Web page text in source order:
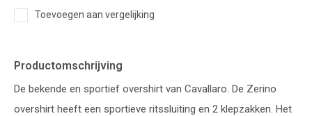
Toevoegen aan vergelijking
Productomschrijving
De bekende en sportief overshirt van Cavallaro. De Zerino
overshirt heeft een sportieve ritssluiting en 2 klepzakken. Het